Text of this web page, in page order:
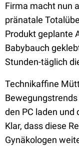
Firma macht nun
pränatale
Produkt geplante
Babybauch
Stunden-täglich
Technikaffine
den PC laden
Klar, dass diese
Gynäkologen